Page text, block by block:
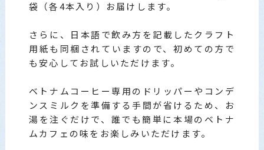
袋（各4本入り）お届けします。
さらに、日本語で飲み方を記載したクラフト
用紙も同梱されていますので、初めての方で
も安心してお試しいただけます。
ベトナムコーヒー専用のドリッパーやコンデ
ンスミルクを準備する手間が省けるため、お
湯を注ぐだけで、誰でも簡単に本場のベトナ
ムカフェの味をお楽しみいただけます。